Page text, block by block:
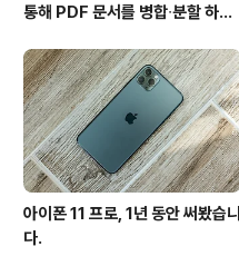
통해 PDF 문서를 병합∙분할 하는
아이폰 11 프로, 1년 동안 써봤습니
다.